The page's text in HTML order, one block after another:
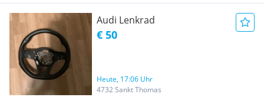
Audi Lenkrad
€ 50
Heute, 17:06 Uhr
4732 Sankt Thomas